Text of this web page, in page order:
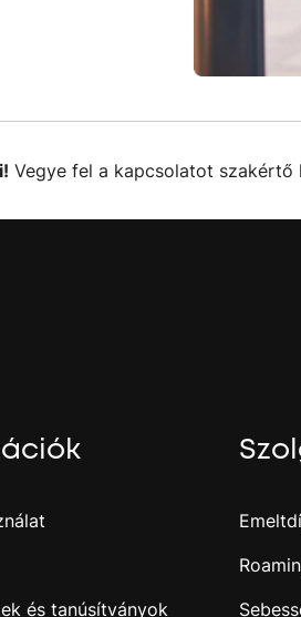
Vegye fel a kapcsolatot szakértő
és tanúsítványok